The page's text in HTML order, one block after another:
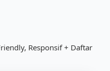
Responsif + Daftar